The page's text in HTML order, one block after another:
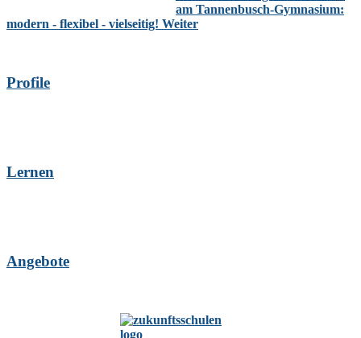
am Tannenbusch-Gymnasium:
modern - flexibel - vielseitig! Weiter
Profile
Lernen
Angebote